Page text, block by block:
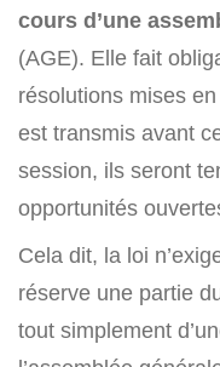
cours d’une
(AGE). Elle fait
résolutions mises
est transmis avant
session, ils seront
opportunités
Cela dit, la loi
réserve une partie
tout simplement